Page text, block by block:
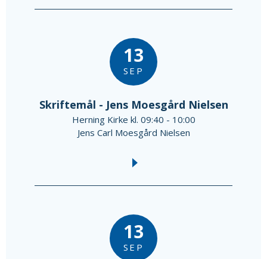
13
SEP
Skriftemål - Jens Moesgård Nielsen
Herning Kirke kl. 09:40 - 10:00
Jens Carl Moesgård Nielsen
13
SEP